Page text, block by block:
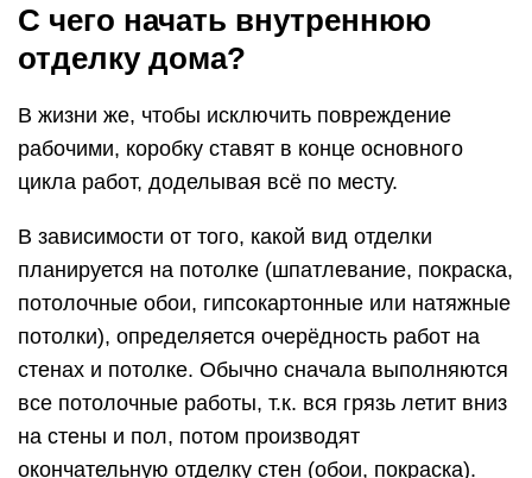
С чего начать внутреннюю
отделку дома?
В жизни же, чтобы исключить повреждение
рабочими, коробку ставят в конце основного
цикла работ, доделывая всё по месту.
В зависимости от того, какой вид отделки
планируется на потолке (шпатлевание, покраска,
потолочные обои, гипсокартонные или натяжные
потолки), определяется очерёдность работ на
стенах и потолке. Обычно сначала выполняются
все потолочные работы, т.к. вся грязь летит вниз
на стены и пол, потом производят
окончательную отделку стен (обои, покраска).